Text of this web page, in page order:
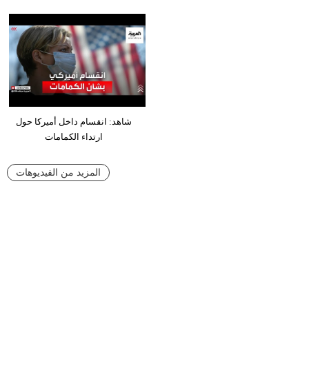
شاهد: انقسام داخل أميركا حول
ارتداء الكمامات
المزيد من الفيديوهات